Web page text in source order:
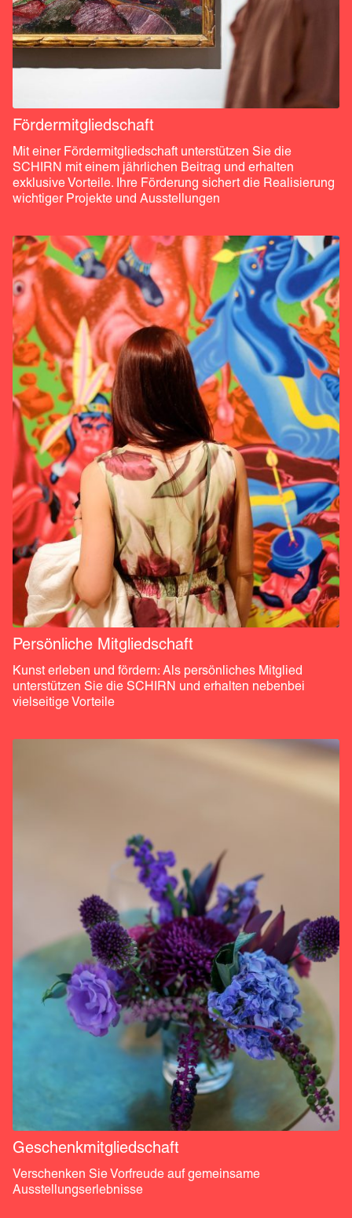
Fördermitgliedschaft
Mit einer Fördermitgliedschaft unterstützen Sie die
SCHIRN mit einem jährlichen Beitrag und erhalten
exklusive Vorteile. Ihre Förderung sichert die Realisierung
wichtiger Projekte und Ausstellungen
Persönliche Mitgliedschaft
Kunst erleben und fördern: Als persönliches Mitglied
unterstützen Sie die SCHIRN und erhalten nebenbei
vielseitige Vorteile
Geschenkmitgliedschaft
Verschenken Sie Vorfreude auf gemeinsame
Ausstellungserlebnisse